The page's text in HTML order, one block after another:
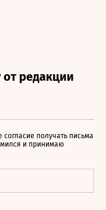
получать письма
и принимаю